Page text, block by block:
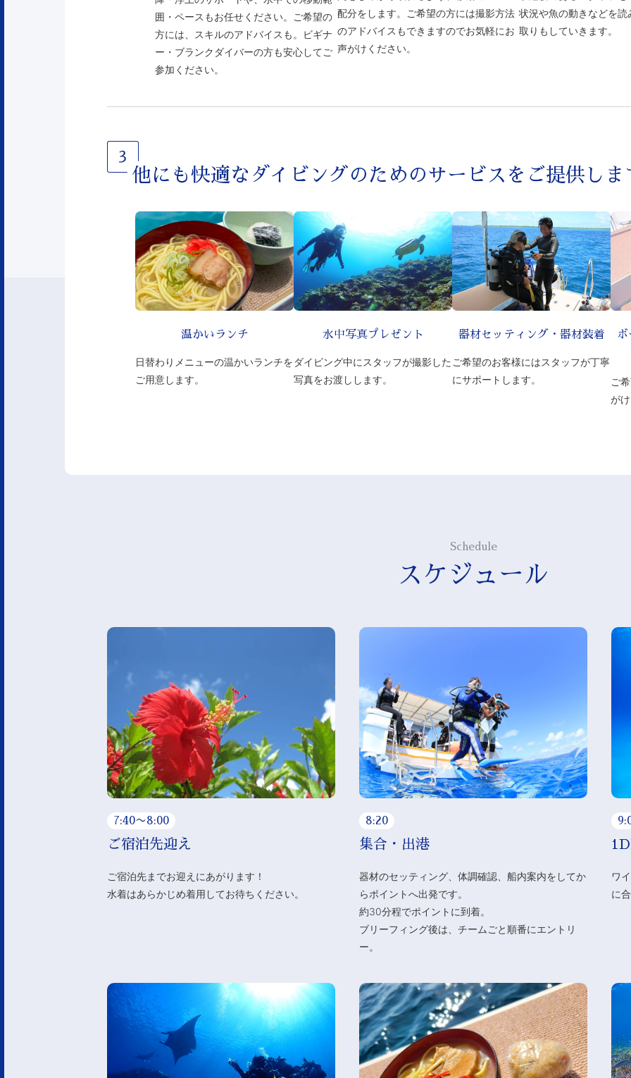
囲・ペースもお任せください。ご希望の
方には、スキルのアドバイスも。ビギナ
ー・ブランクダイバーの方も安心してご
参加ください。
配分をします。ご希望の方には撮影方法
のアドバイスもできますのでお気軽にお
声がけください。
状況や魚の動きなどを
取りもしていきます。
他にも快適なダイビングのためのサービスをご提供しま
温かいランチ
日替わりメニューの温かいランチを
ご用意します。
水中写真プレゼント
ダイビング中にスタッフが撮影した
写真をお渡しします。
器材セッティング・器材装着
ご希望のお客様にはスタッフが丁寧
にサポートします。
ボ
ご
が
Schedule
スケジュール
7:40〜8:00
ご宿泊先迎え
ご宿泊先までお迎えにあがります！
水着はあらかじめ着用してお待ちください。
8:20
集合・出港
器材のセッティング、体調確認、船内案内をしてか
らポイントへ出発です。
約30分程でポイントに到着。
ブリーフィング後は、チームごと順番にエントリ
ー。
ワ
に